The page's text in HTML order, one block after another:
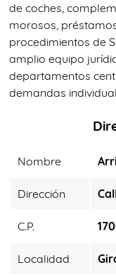
de coches,
morosos,
procedimientos de
amplio equipo
departamentos
demandas
Nombre
Dirección
C.P.
Localidad